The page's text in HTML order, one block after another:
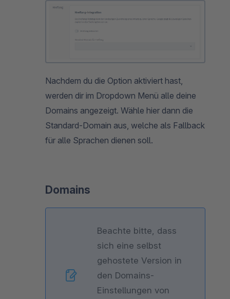
Nachdem du die Option aktiviert hast,
werden dir im Dropdown Menü alle deine
Domains angezeigt. Wähle hier dann die
Standard-Domain aus, welche als Fallback
für alle Sprachen dienen soll.
Domains
Beachte bitte, dass
sich eine selbst
gehostete Version in
den Domains-
Einstellungen von